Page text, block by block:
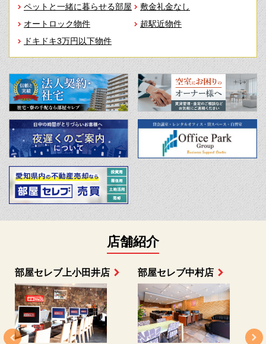
ペットと一緒に暮らせる部屋
敷金礼金なし
オートロック物件
超駅近物件
ドキドキ3万円以下物件
店舗紹介
部屋セレブ上小田井店 部屋セレブ中村店